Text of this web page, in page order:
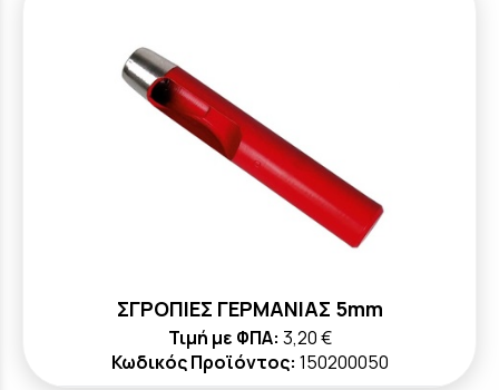
ΣΓΡΟΠΙΕΣ ΓΕΡΜΑΝΙΑΣ 5mm
Τιμή με ΦΠΑ: 3,20 €
Κωδικός Προϊόντος: 150200050